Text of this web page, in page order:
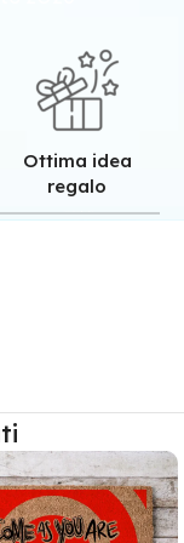
Ottima idea
regalo